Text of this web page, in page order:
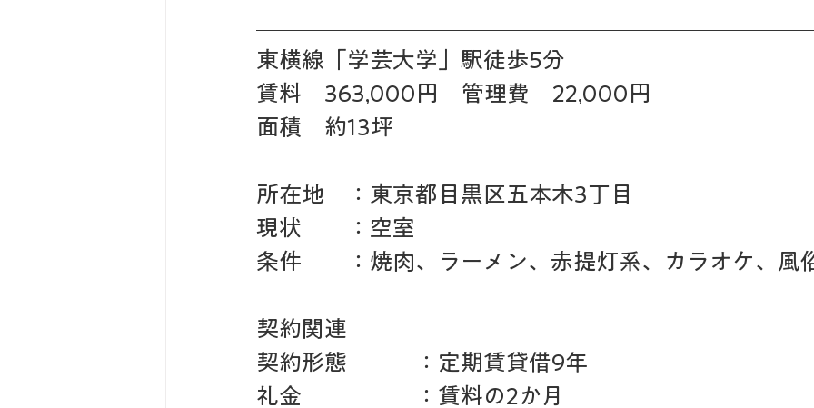
東横線「学芸大学」駅徒歩5分
賃料　363,000円　管理費　22,000円
面積　約13坪
所在地　：東京都目黒区五本木3丁目
現状　　：空室
条件　　：焼肉、ラーメン、赤提灯系、カラオケ、風
契約関連
契約形態　　　：定期賃貸借9年
礼金　　　　　：賃料の2か月